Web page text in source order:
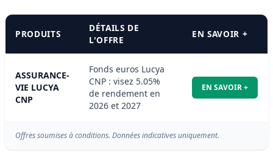
PRODUITS
DÉTAILS DE
L'OFFRE
EN SAVOIR +
ASSURANCE-
VIE LUCYA
CNP
Fonds euros Lucya
CNP : visez 5.05%
de rendement en
2026 et 2027
EN SAVOIR +
Offres soumises à conditions. Données indicatives uniquement.